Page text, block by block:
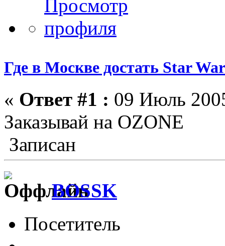
Где в Москве достать Star
« Ответ #1 : 09 Июль
Заказывай на OZONE
Записан
BOSSK
Посетитель